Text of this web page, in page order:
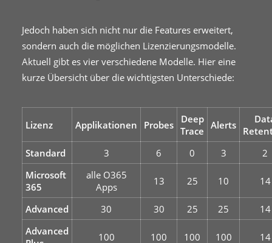
Jedoch haben sich nicht nur die Features erweitert,
sondern auch die möglichen Lizenzierungsmodelle.
Aktuell gibt es vier verschiedene Modelle. Hier eine
kurze Übersicht über die wichtigsten Unterschiede:
Lizenz Applikationen Probes
Deep
Trace Alerts
Standard
3 6 0 3
2
Microsoft
365
alle O365
Apps
13 25 10 14
Advanced 30 30 25 25
14
Advanced
100 100 100 100 14